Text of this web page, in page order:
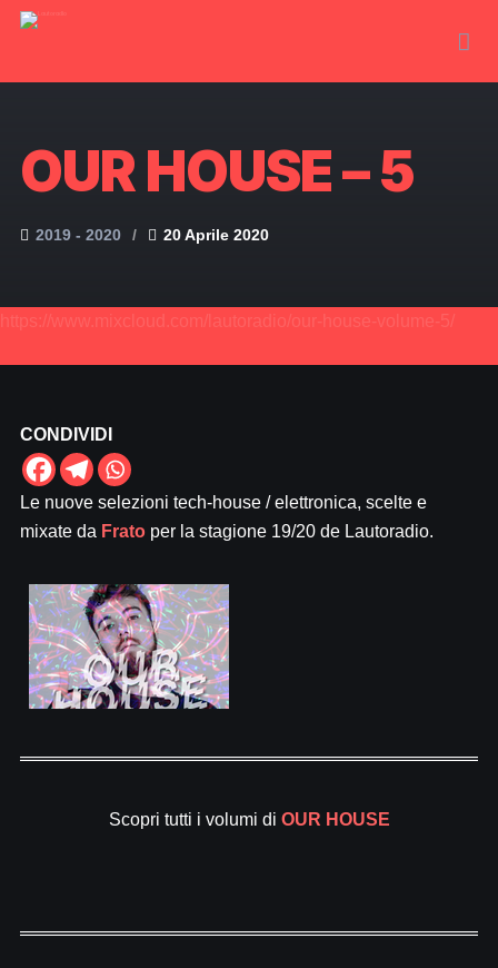
OUR HOUSE – 5
2019 - 2020 20 Aprile 2020
https://www.mixcloud.com/lautoradio/our-house-volume-5/
CONDIVIDI
Le nuove selezioni tech-house / elettronica, scelte e
mixate da Fratoper la stagione 19/20 de Lautoradio.
Scopri tutti i volumi di OUR HOUSE